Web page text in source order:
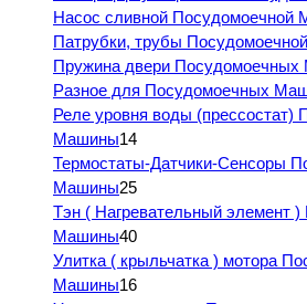
Насос сливной Посудомоечной
Патрубки, трубы
Пружина двери
Разное для Посудомоечных
Реле уровня воды (прессостат)
Машины14
Термостаты-Датчики-Сенсоры
Машины25
Тэн ( Нагревательный элемент
Машины40
Улитка ( крыльчатка ) мотора
Машины16